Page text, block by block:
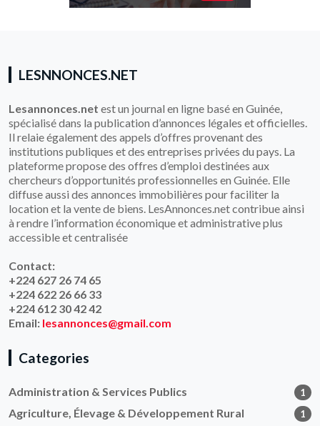
LESNNONCES.NET
Lesannonces.net est un journal en ligne basé en Guinée,
spécialisé dans la publication d’annonces légales et officielles.
Il relaie également des appels d’offres provenant des
institutions publiques et des entreprises privées du pays. La
plateforme propose des offres d’emploi destinées aux
chercheurs d’opportunités professionnelles en Guinée. Elle
diffuse aussi des annonces immobilières pour faciliter la
location et la vente de biens. LesAnnonces.net contribue ainsi
à rendre l’information économique et administrative plus
accessible et centralisée
Contact:
+224 627 26 74 65
+224 622 26 66 33
+224 612 30 42 42
Email: lesannonces@gmail.com
Categories
Administration & Services Publics 1
Agriculture, Élevage & Développement Rural 1